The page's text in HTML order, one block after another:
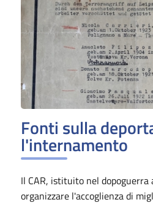
Fonti sulla
l'internamento
Il CAR, istituito nel dopoguerra
organizzare l'accoglienza di